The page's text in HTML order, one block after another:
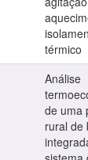
térmico
Análise
de uma
rural de